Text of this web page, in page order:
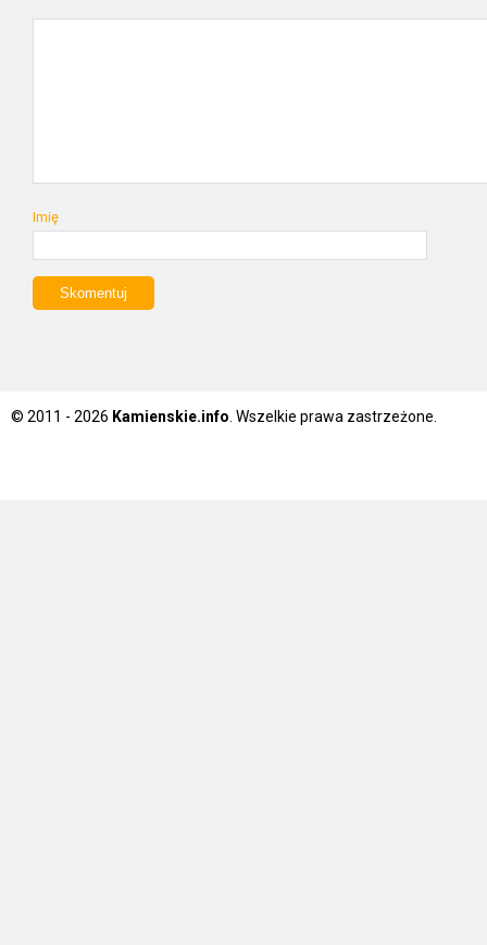
Imię
© 2011 - 2026 Kamienskie.info . Wszelkie prawa zastrzeżone.